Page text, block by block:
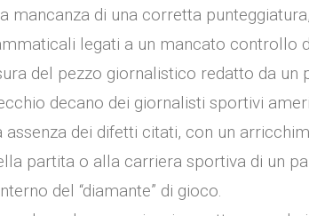
mancanza di una corretta
legati a un mancato controllo
del pezzo giornalistico redatto da un
decano dei giornalisti sportivi
assenza dei difetti citati, con un
partita o alla carriera sportiva di un
del “diamante” di gioco.